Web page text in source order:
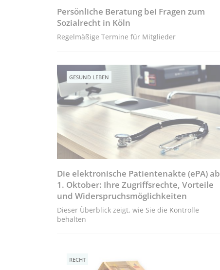
Persönliche Beratung bei Fragen zum
Sozialrecht in Köln
Regelmäßige Termine für Mitglieder
GESUND LEBEN
Die elektronische Patientenakte (ePA) ab
1. Oktober: Ihre Zugriffsrechte, Vorteile
und Widerspruchsmöglichkeiten
Dieser Überblick zeigt, wie Sie die Kontrolle
behalten
RECHT